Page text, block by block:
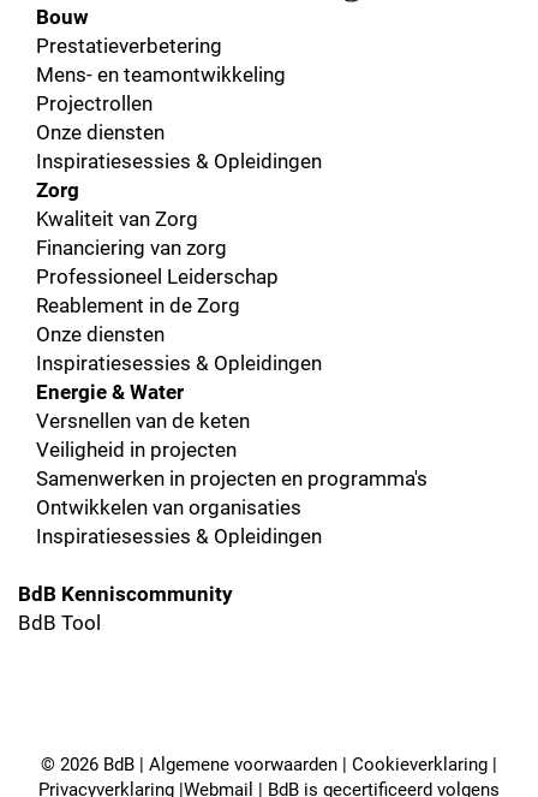
Bouw
Prestatieverbetering
Mens- en teamontwikkeling
Projectrollen
Onze diensten
Inspiratiesessies & Opleidingen
Zorg
Kwaliteit van Zorg
Financiering van zorg
Professioneel Leiderschap
Reablement in de Zorg
Onze diensten
Inspiratiesessies & Opleidingen
Energie & Water
Versnellen van de keten
Veiligheid in projecten
Samenwerken in projecten en programma's
Ontwikkelen van organisaties
Inspiratiesessies & Opleidingen
BdB Kenniscommunity
BdB Tool
© 2026 BdB | Algemene voorwaarden | Cookieverklaring |
Privacyverklaring |Webmail | BdB is gecertificeerd volgens